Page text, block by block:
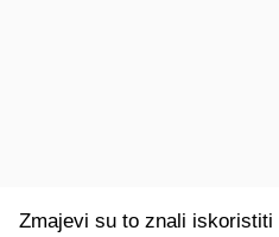
Zmajevi su to znali